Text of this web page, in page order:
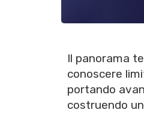
Il panorama
conoscere
portando
costruendo